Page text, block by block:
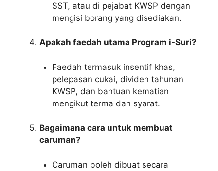
SST, atau di pejabat KWSP dengan
mengisi borang yang disediakan.
Apakah faedah utama Program i-Suri?
Faedah termasuk insentif khas,
pelepasan cukai, dividen tahunan
KWSP, dan bantuan kematian
mengikut terma dan syarat.
Bagaimana cara untuk membuat
caruman?
Caruman boleh dibuat secara